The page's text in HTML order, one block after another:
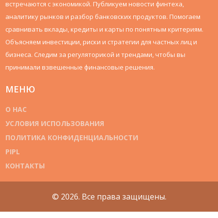
встречаются с экономикой. Публикуем новости финтеха,
аналитику рынков и разбор банковских продуктов. Помогаем
сравнивать вклады, кредиты и карты по понятным критериям.
Объясняем инвестиции, риски и стратегии для частных лиц и
бизнеса. Следим за регуляторикой и трендами, чтобы вы
принимали взвешенные финансовые решения.
МЕНЮ
О НАС
УСЛОВИЯ ИСПОЛЬЗОВАНИЯ
ПОЛИТИКА КОНФИДЕНЦИАЛЬНОСТИ
PIPL
КОНТАКТЫ
© 2026. Все права защищены.